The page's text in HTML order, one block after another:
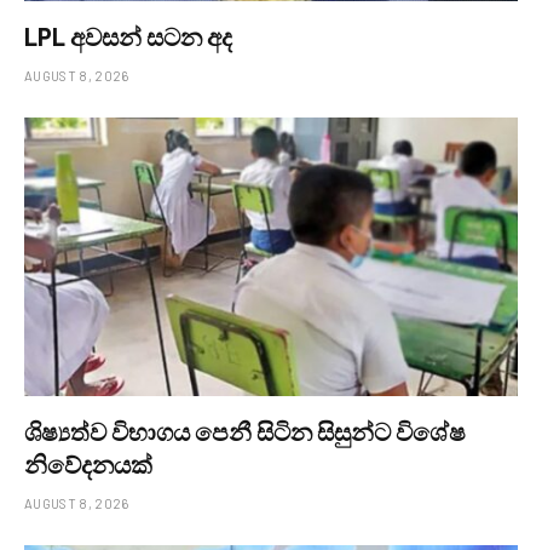
LPL අවසන් සටන අද
AUGUST 8, 2026
ශිෂ්‍යත්ව විභාගය පෙනී සිටින සිසුන්ට විශේෂ
නිවේදනයක්
AUGUST 8, 2026